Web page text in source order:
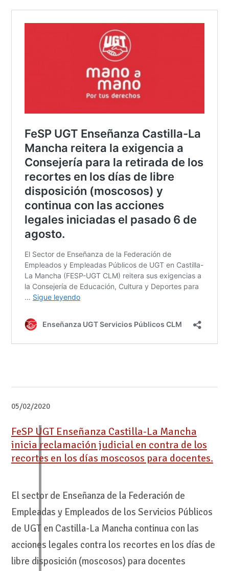
05/02/2020
FeSP UGT Enseñanza Castilla-La Mancha
inicia reclamación judicial en contra de los
recortes en los días moscosos para docentes.
El sector de Enseñanza de la Federación de
Empleadas y Empleados de los Servicios Públicos
de UGT en Castilla-La Mancha continua con las
acciones legales contra los recortes en los días de
libre disposición (moscosos) para docentes